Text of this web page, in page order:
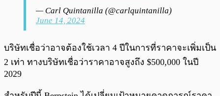
— Carl Quintanilla (@carlquintanilla)
June 14, 2024
บริษัทเชื่อว่าอาจต้องใช้เวลา 4 ปีในการที่ราคาจะเพิ่มเป็น
2 เท่า ทางบริษัทเชื่อว่าราคาอาจสูงถึง $500,000 ในปี
2029